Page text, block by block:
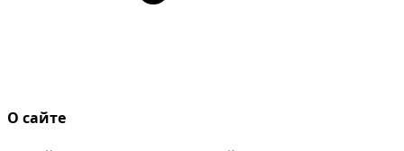
О сайте